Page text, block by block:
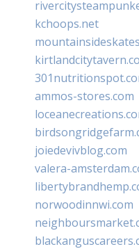
kchoops.net
ammos-stores.com
joiedevivblog.com
valera-
norwoodinnwi.com